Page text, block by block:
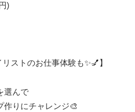
)
ストのお仕事体験も✨💅】
選んで
作りにチャレンジ🎨